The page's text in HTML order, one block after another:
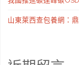
山東萊西查包養網：